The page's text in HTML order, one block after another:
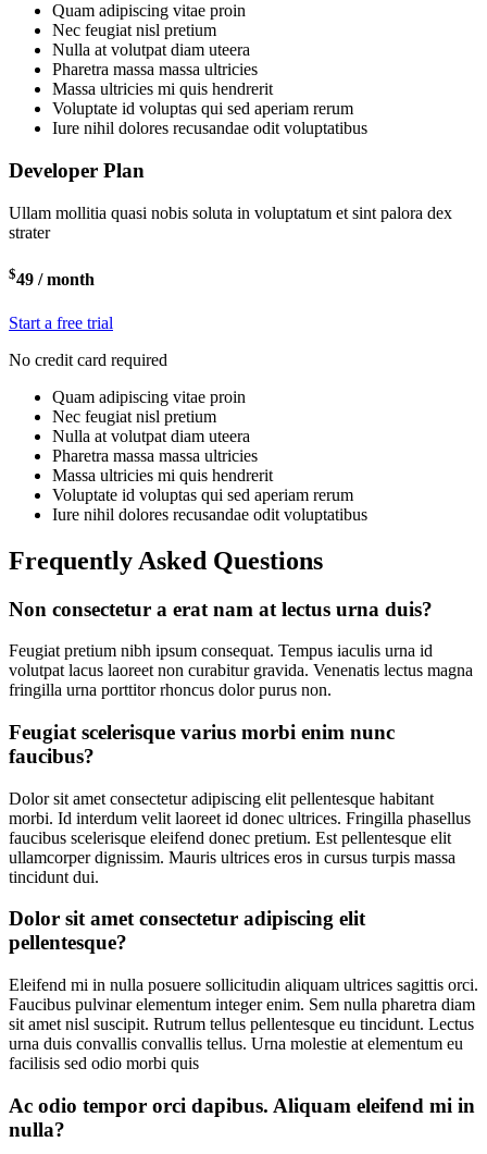
Quam adipiscing vitae proin
Nec feugiat nisl pretium
Nulla at volutpat diam uteera
Pharetra massa massa ultricies
Massa ultricies mi quis hendrerit
Voluptate id voluptas qui sed aperiam rerum
Iure nihil dolores recusandae odit voluptatibus
Developer Plan
Ullam mollitia quasi nobis soluta in voluptatum et sint palora dex
strater
$49 / month
Start a free trial
No credit card required
Quam adipiscing vitae proin
Nec feugiat nisl pretium
Nulla at volutpat diam uteera
Pharetra massa massa ultricies
Massa ultricies mi quis hendrerit
Voluptate id voluptas qui sed aperiam rerum
Iure nihil dolores recusandae odit voluptatibus
Frequently Asked Questions
Non consectetur a erat nam at lectus urna duis?
Feugiat pretium nibh ipsum consequat. Tempus iaculis urna id
volutpat lacus laoreet non curabitur gravida. Venenatis lectus magna
fringilla urna porttitor rhoncus dolor purus non.
Feugiat scelerisque varius morbi enim nunc
faucibus?
Dolor sit amet consectetur adipiscing elit pellentesque habitant
morbi. Id interdum velit laoreet id donec ultrices. Fringilla phasellus
faucibus scelerisque eleifend donec pretium. Est pellentesque elit
ullamcorper dignissim. Mauris ultrices eros in cursus turpis massa
tincidunt dui.
Dolor sit amet consectetur adipiscing elit
pellentesque?
Eleifend mi in nulla posuere sollicitudin aliquam ultrices sagittis orci.
Faucibus pulvinar elementum integer enim. Sem nulla pharetra diam
sit amet nisl suscipit. Rutrum tellus pellentesque eu tincidunt. Lectus
urna duis convallis convallis tellus. Urna molestie at elementum eu
facilisis sed odio morbi quis
Ac odio tempor orci dapibus. Aliquam eleifend mi in
nulla?